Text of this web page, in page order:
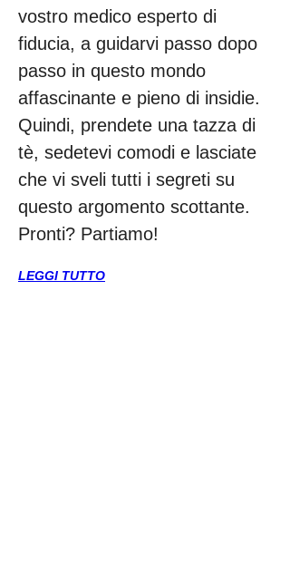
vostro medico esperto di
fiducia, a guidarvi passo dopo
passo in questo mondo
affascinante e pieno di insidie.
Quindi, prendete una tazza di
tè, sedetevi comodi e lasciate
che vi sveli tutti i segreti su
questo argomento scottante.
Pronti? Partiamo!
LEGGI TUTTO